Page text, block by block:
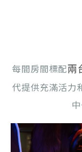
每間房間標配兩
代提供充滿活力